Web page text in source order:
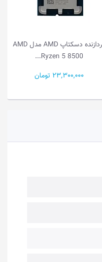
پردازنده دسکتاپ AMD مدل AMD
Ryzen 5 8500...
23,300,000 تومان